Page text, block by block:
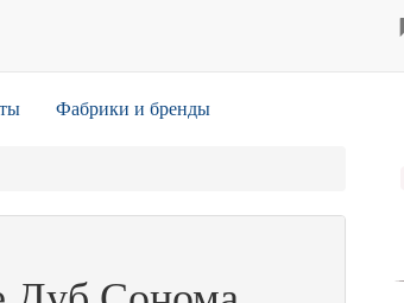
Фабрики и бренды